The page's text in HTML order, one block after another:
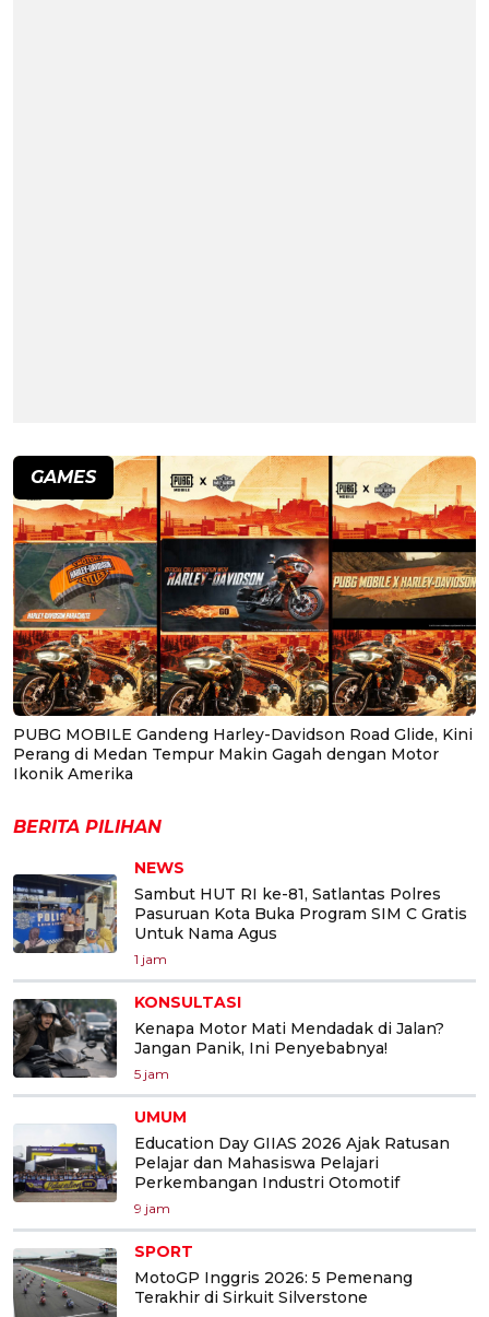
GAMES
PUBG MOBILE Gandeng Harley-Davidson Road Glide, Kini
Perang di Medan Tempur Makin Gagah dengan Motor
Ikonik Amerika
BERITA PILIHAN
NEWS
Sambut HUT RI ke-81, Satlantas Polres
Pasuruan Kota Buka Program SIM C Gratis
Untuk Nama Agus
1 jam
KONSULTASI
Kenapa Motor Mati Mendadak di Jalan?
Jangan Panik, Ini Penyebabnya!
5 jam
UMUM
Education Day GIIAS 2026 Ajak Ratusan
Pelajar dan Mahasiswa Pelajari
Perkembangan Industri Otomotif
9 jam
SPORT
MotoGP Inggris 2026: 5 Pemenang
Terakhir di Sirkuit Silverstone